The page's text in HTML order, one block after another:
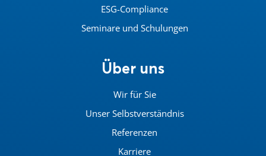
ESG-Compliance
Seminare und Schulungen
Über uns
Wir für Sie
Unser Selbstverständnis
Referenzen
Karriere